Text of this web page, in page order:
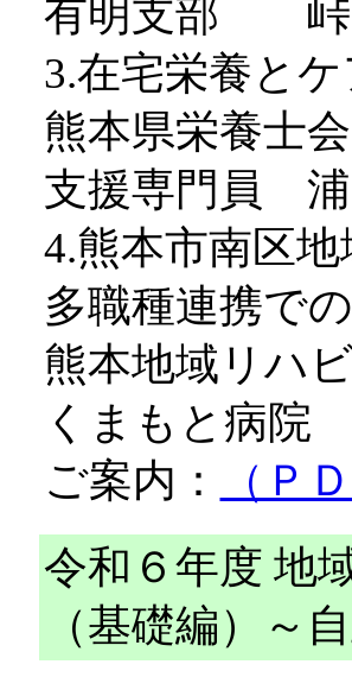
有明支
3.在宅栄養と
熊本県栄養士
支援専門員
4.熊本市南区
多職種連携で
熊本地域リハ
くまもと病
ご案内：
（Ｐ
令和６年度 地
（基礎編）～